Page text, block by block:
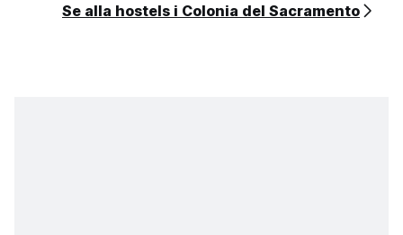
Se alla hostels i Colonia del Sacramento